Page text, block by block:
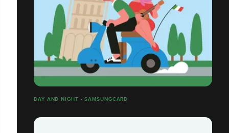
DAY AND NIGHT - SAMSUNGCARD